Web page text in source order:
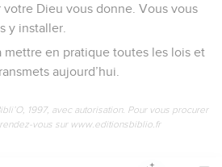
Dieu vous donne. Vous vous
y installer.
mettre en pratique toutes les lois et
aujourd’hui.
1997, avec autorisation. Pour vous procurer
vous sur www.editionsbiblio.fr